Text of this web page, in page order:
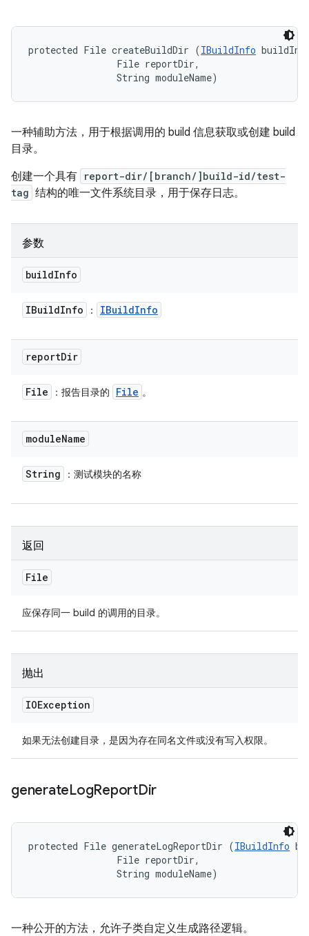
protected File createBuildDir (IBuildInfo
                File reportDir,
                String moduleName)
一种辅助方法，用于根据调用的 build 信息获取或创建 build
目录。
创建一个具有 report-dir/[branch/]build-id/test-
tag 结构的唯一文件系统目录，用于保存日志。
参数
buildInfo
IBuildInfo ： IBuildInfo
reportDir
File ：报告目录的 File 。
moduleName
String ：测试模块的名称
返回
File
应保存同一 build 的调用的目录。
抛出
IOException
如果无法创建目录，是因为存在同名文件或没有写入权限。
generateLogReportDir
protected File generateLogReportDir (IBuildInfo
                File reportDir,
                String moduleName)
一种公开的方法，允许子类自定义生成路径逻辑。